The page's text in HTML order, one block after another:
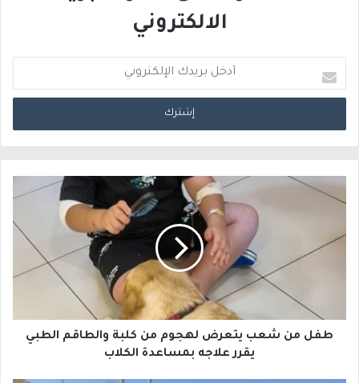
الالكتروني
د
خ
ب
ي
ا
إ
طفل من شعب يتعرض لهجوم من كلبة والطاقم الطبي
يقرر علاجه بمساعدة الكلاب